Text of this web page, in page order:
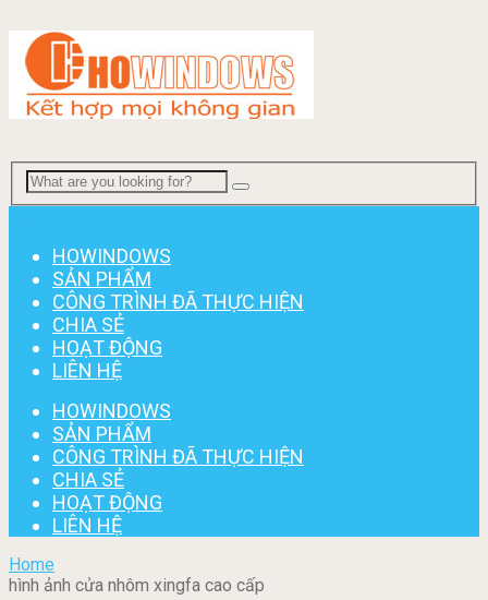
HOWINDOWS
SẢN PHẨM
CÔNG TRÌNH ĐÃ THỰC HIỆN
CHIA SẺ
HOẠT ĐỘNG
LIÊN HỆ
HOWINDOWS
SẢN PHẨM
CÔNG TRÌNH ĐÃ THỰC HIỆN
CHIA SẺ
HOẠT ĐỘNG
LIÊN HỆ
Home
hình ảnh cửa nhôm xingfa cao cấp